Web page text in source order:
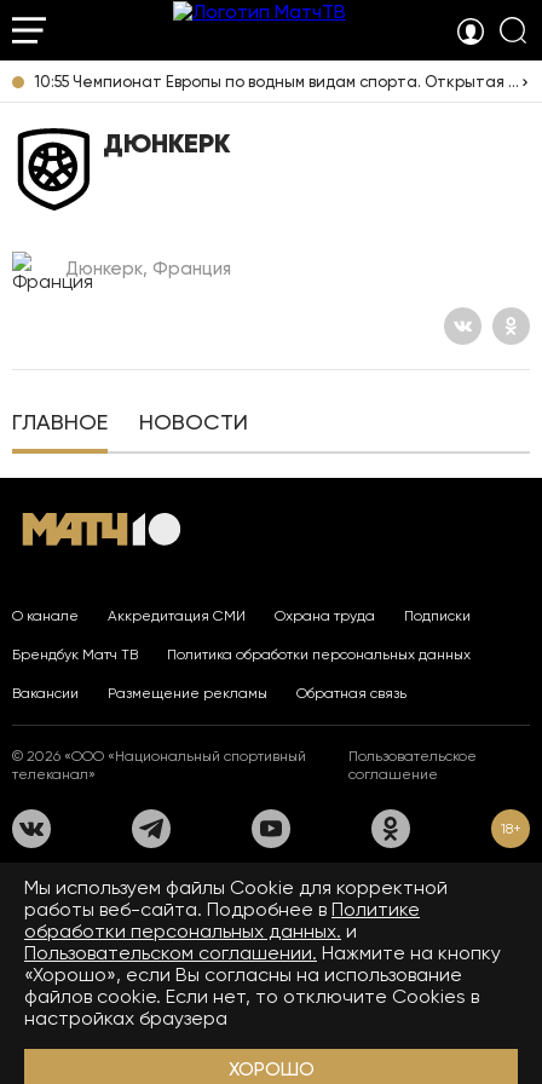
10:55 Чемпионат Европы по водным видам спорта. Открытая вода. Смешанная эстафета. Прямая трансляция из Франции
ДЮНКЕРК
Дюнкерк, Франция
ГЛАВНОЕ НОВОСТИ
О канале Аккредитация СМИ Охрана труда Подписки
Брендбук Матч ТВ Политика обработки персональных данных
Вакансии Размещение рекламы Обратная связь
© 2026 «ООО «Национальный спортивный
телеканал»
Пользовательское
соглашение
18+
На сайте применяются рекомендательные технологии. Подробнее
Правилах применения рекомендательных технологий.
Средство массовой информации сетевое издание «www.matchtv.ru»
зарегистрировано Федеральной службой по надзору в сфере связи,
информационных технологий и массовых коммуникаций (Роскомнадзор).
Свидетельство о регистрации средства массовой информации ЭЛ № ФС 77 - 72390
от 28.02.2018. Название — www.matchtv.ru.
Учредитель (соучредители) СМИ сетевого издания «www.matchtv.ru»: ООО
«Национальный спортивный телеканал», главный редактор СМИ сетевого издания
сетевого издания «www.matchtv.ru»:matchtv@matchtv.ru
Мы используем файлы Сookie для корректной
работы веб-сайта. Подробнее в Политике
обработки персональных данных. и
Пользовательском соглашении. Нажмите на кнопку
«Хорошо», если Вы согласны на использование
файлов cookie. Если нет, то отключите Cookies в
настройках браузера
ХОРОШО